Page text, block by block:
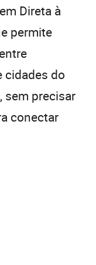
Direta à
permite
cidades do
, sem precisar
conectar